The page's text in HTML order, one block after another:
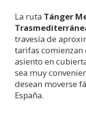
La ruta Tánger
travesía de
tarifas comienzan
asiento en
sea muy
desean moverse
España.